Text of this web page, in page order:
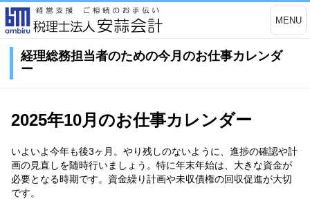
MENU
経理総務担当者のための今月のお仕事カレンダ
ー
2025年10月のお仕事カレンダー
いよいよ今年も後3ヶ月。やり残しのないように、進捗の確認や計
画の見直しを随時行いましょう。特に年末年始は、大きな資金が
必要となる時期です。資金繰り計画や未収債権の回収促進が大切
です。